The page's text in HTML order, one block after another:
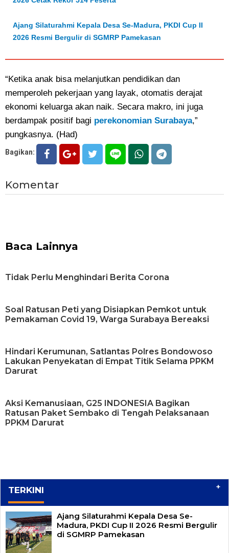
Ajang Silaturahmi Kepala Desa Se-Madura, PKDI Cup II
2026 Resmi Bergulir di SGMRP Pamekasan
“Ketika anak bisa melanjutkan pendidikan dan
memperoleh pekerjaan yang layak, otomatis derajat
ekonomi keluarga akan naik. Secara makro, ini juga
berdampak positif bagi perekonomian Surabaya,”
pungkasnya. (Had)
Bagikan:
Komentar
Baca Lainnya
Tidak Perlu Menghindari Berita Corona
Soal Ratusan Peti yang Disiapkan Pemkot untuk
Pemakaman Covid 19, Warga Surabaya Bereaksi
Hindari Kerumunan, Satlantas Polres Bondowoso
Lakukan Penyekatan di Empat Titik Selama PPKM
Darurat
Aksi Kemanusiaan, G25 INDONESIA Bagikan
Ratusan Paket Sembako di Tengah Pelaksanaan
PPKM Darurat
TERKINI +
Ajang Silaturahmi Kepala Desa Se-
Madura, PKDI Cup II 2026 Resmi Bergulir
di SGMRP Pamekasan